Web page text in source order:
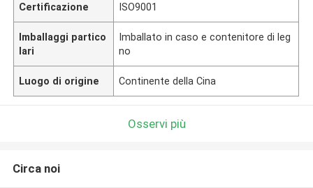
Certificazione ISO9001
Imballaggi partico
lari
Imballato in caso e contenitore di leg
no
Luogo di origine Continente della Cina
Osservi più
Circa noi